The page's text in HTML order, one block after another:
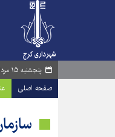
پنجشنبه ۱۵ مرداد ۱۴۰۵ -
صفحه اصلی